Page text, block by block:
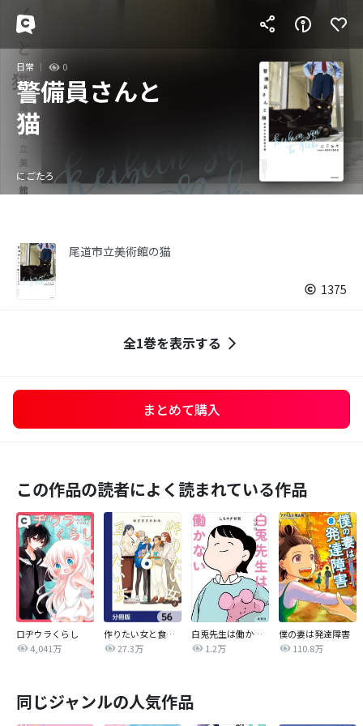
日常 0
警備員さんと
猫
にごたろ
尾道市立美術館の猫
1375
全1巻を表示する
まとめて購入
この作品の読者によく読まれている作品
ロヂウラくらし
4,041万
作りたい女と食べたい女【分冊版】
27.3万
白兎先生は働かない【タテヨミ】
1.2万
僕の妻は発達障害
110.8万
同じジャンルの人気作品